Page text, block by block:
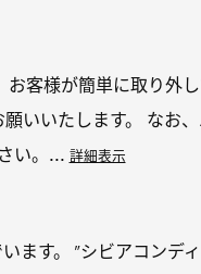
客様が簡単に取り外
いいたします。 なお
い。... 詳細表示
ます。 ”シビアコンデ